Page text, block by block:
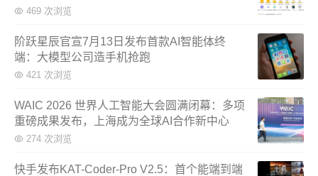
469 次浏览
阶跃星辰官宣7月13日发布首款AI智能体终
端：大模型公司造手机抢跑
421 次浏览
WAIC 2026 世界人工智能大会圆满闭幕：多项
重磅成果发布，上海成为全球AI合作新中心
274 次浏览
快手发布KAT-Coder-Pro V2.5：首个能端到端